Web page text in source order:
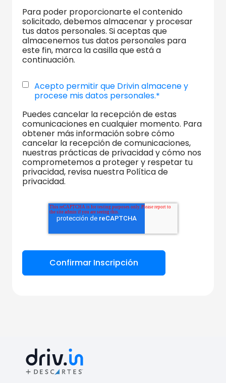
Para poder proporcionarte el contenido
solicitado, debemos almacenar y procesar
tus datos personales. Si aceptas que
almacenemos tus datos personales para
este fin, marca la casilla que está a
continuación.
Acepto permitir que Drivin almacene y
procese mis datos personales.*
Puedes cancelar la recepción de estas
comunicaciones en cualquier momento. Para
obtener más información sobre cómo
cancelar la recepción de comunicaciones,
nuestras prácticas de privacidad y cómo nos
comprometemos a proteger y respetar tu
privacidad, revisa nuestra Política de
privacidad.